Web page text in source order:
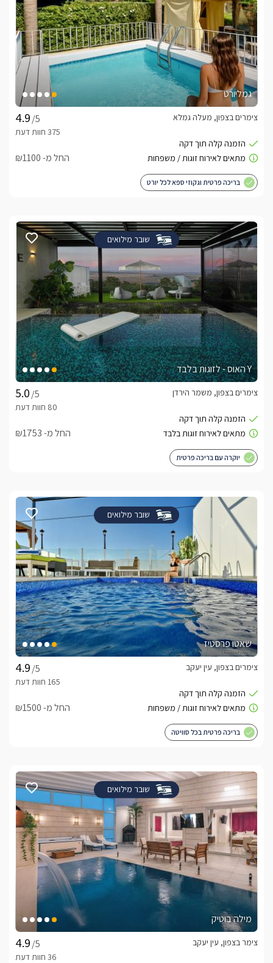
גמליורט
/5
צימרים בצפון, מעלה גמלא
החל מ- ₪1100
בריכה פרטית וגקוזי ספא לכל יורט
שובר מילואים
Y האוס - לזוגות בלבד
/5
צימרים בצפון, משמר הירדן
החל מ- ₪1753
יוקרה עם בריכה פרטית
שובר מילואים
שאטו פרסטיז
/5
צימרים בצפון, עין יעקב
החל מ- ₪1500
בריכה פרטית בכל סוויטה
שובר מילואים
מילה בוטיק
/5
צימר בצפון, עין יעקב